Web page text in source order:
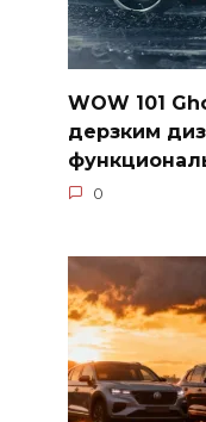
WOW 101
дерзким
0